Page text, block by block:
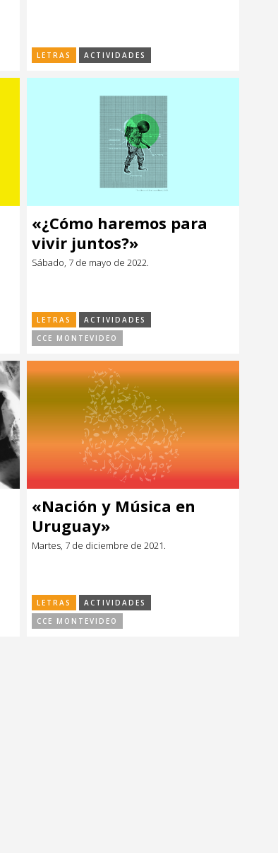
LETRAS ACTIVIDADES
«¿Cómo haremos para
vivir juntos?»
Sábado, 7 de mayo de 2022.
LETRAS
ACTIVIDADES
CCE MONTEVIDEO
«Nación y Música en
Uruguay»
Martes, 7 de diciembre de 2021.
LETRAS
ACTIVIDADES
CCE MONTEVIDEO